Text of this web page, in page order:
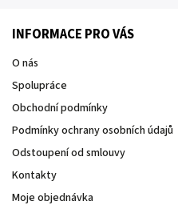
INFORMACE PRO VÁS
O nás
Spolupráce
Obchodní podmínky
Podmínky ochrany osobních údajů
Odstoupení od smlouvy
Kontakty
Moje objednávka